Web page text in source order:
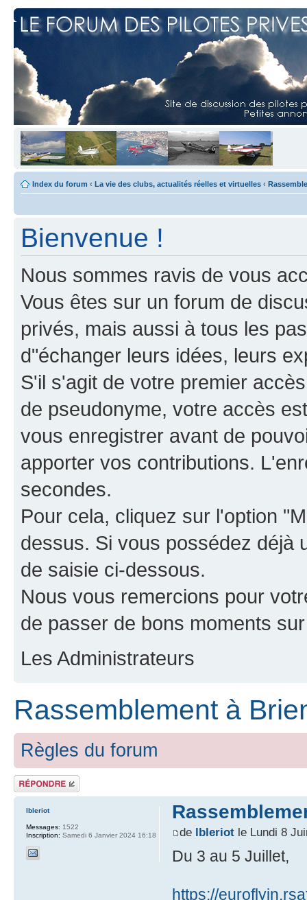
Index du forum ‹ La vie des clubs, actualités réelles et virtuelles ‹
Bienvenue !
Nous sommes ravis de vous
Vous êtes sur un forum de
privés, mais aussi à tous les
d"échanger leurs idées, leurs
S'il s'agit de votre premier
de pseudonyme, votre accès
vous enregistrer avant de
apporter vos contributions.
secondes.
Pour cela, cliquez sur l'option
dessus. Si vous possédez déjà
de saisie ci-dessous.
Nous vous remercions pour
de passer de bons moments
Les Administrateurs
Rassemblement à
Règles du forum
Répondre
de lbleriotle Lundi 8
Du 3 au 5 Juillet,
https://
lbleriot
Messages: 1522
Inscription: Samedi 6 Janvier 2024 16:18